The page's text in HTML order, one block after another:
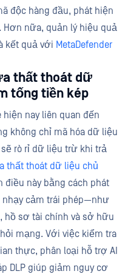
độc hàng đầu, phát hiện
Hơn nữa, quản lý hiệu quả
kết quả với MetaDefender
thất thoát dữ
tống tiền kép
hiện nay liên quan đến
không chỉ mã hóa dữ liệu
rò rỉ dữ liệu trừ khi trả
thất thoát dữ liệu chủ
điều này bằng cách phát
nhạy cảm trái phép—như
hồ sơ tài chính và sở hữu
mạng. Với việc kiểm tra
thực, phân loại hỗ trợ AI
DLP giúp giảm nguy cơ